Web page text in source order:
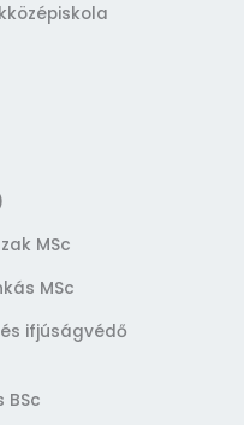
MSc
MSc
ifjúságvédő
BSc